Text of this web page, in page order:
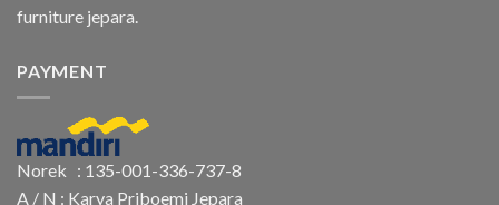
furniture jepara.
PAYMENT
Norek : 135-001-336-737-8
A / N : Karya Priboemi Jepara